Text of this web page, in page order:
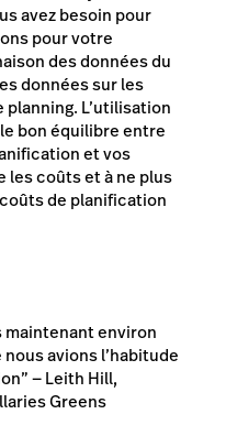
avez besoin pour
pour votre
des données du
données sur les
L’utilisation
bon équilibre entre
et vos
les coûts et à ne plus
de planification
maintenant environ
avions l’habitude
— Leith Hill,
Greens